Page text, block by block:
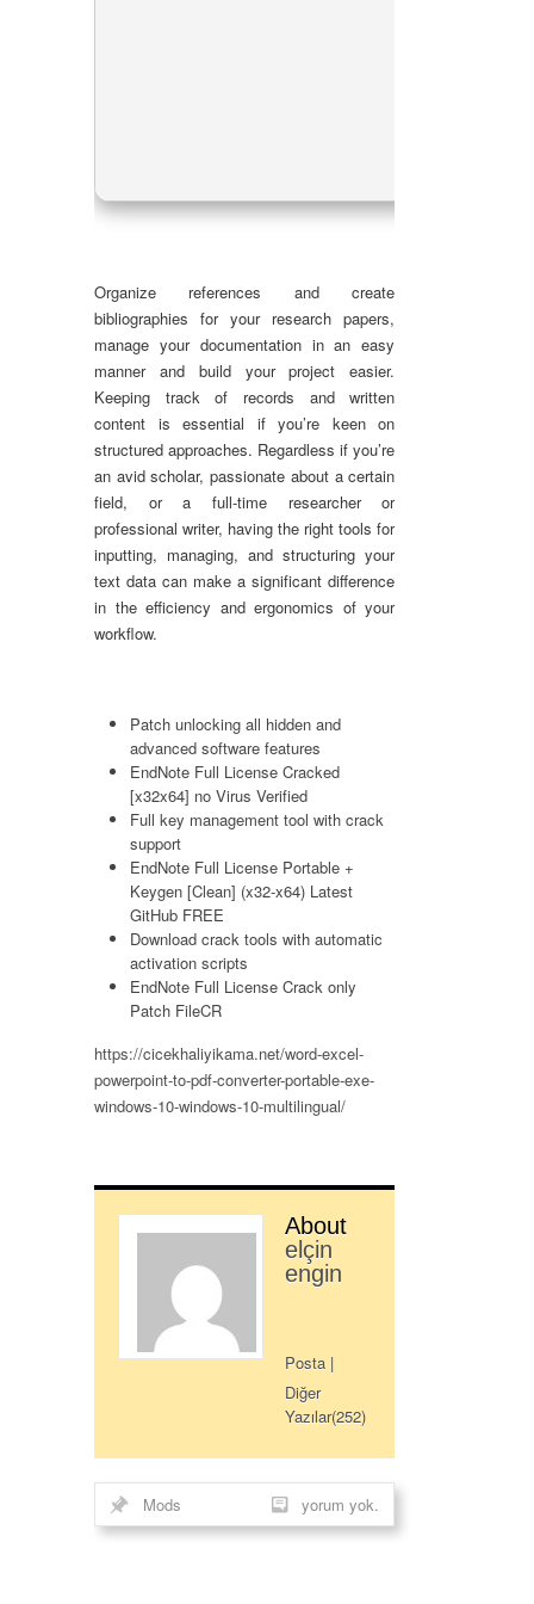
Organize references and create
bibliographies for your research papers,
manage your documentation in an easy
manner and build your project easier.
Keeping track of records and written
content is essential if you’re keen on
structured approaches. Regardless if you’re
an avid scholar, passionate about a certain
field, or a full-time researcher or
professional writer, having the right tools for
inputting, managing, and structuring your
text data can make a significant difference
in the efficiency and ergonomics of your
workflow.
Patch unlocking all hidden and
advanced software features
EndNote Full License Cracked
[x32x64] no Virus Verified
Full key management tool with crack
support
EndNote Full License Portable +
Keygen [Clean] (x32-x64) Latest
GitHub FREE
Download crack tools with automatic
activation scripts
EndNote Full License Crack only
Patch FileCR
https://cicekhaliyikama.net/word-excel-
powerpoint-to-pdf-converter-portable-exe-
windows-10-windows-10-multilingual/
About
elçin
engin
Posta |
Diğer
Yazılar(252)
Mods yorum yok.